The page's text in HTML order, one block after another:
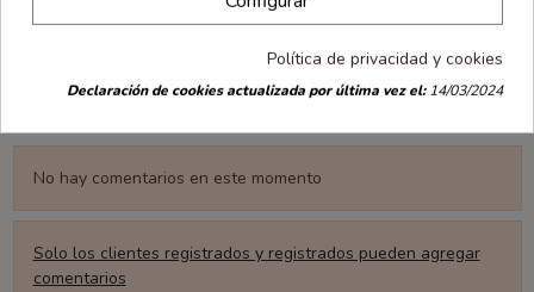
No hay comentarios en este momento
Solo los clientes registrados y registrados pueden agregar
comentarios
Política de privacidad y cookies
Declaración de cookies actualizada por última vez el:14/03/2024